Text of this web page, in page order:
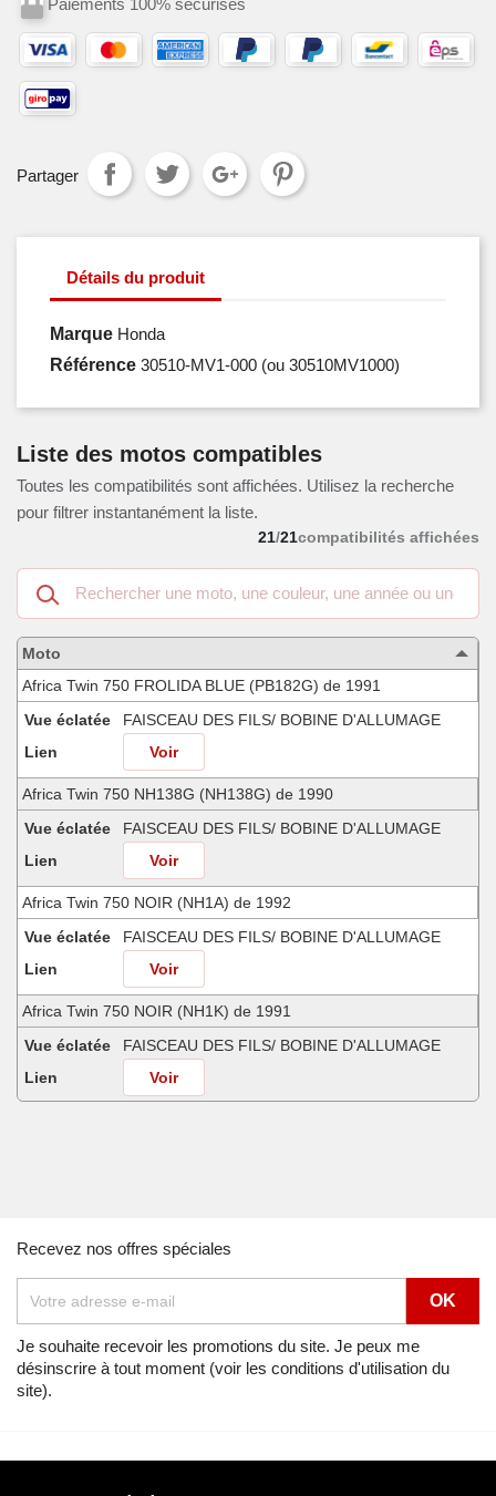
Paiements 100% sécurisés
Partager
Détails du produit
Marque Honda
Référence 30510-MV1-000 (ou 30510MV1000)
Liste des motos compatibles
Toutes les compatibilités sont affichées. Utilisez la recherche
pour filtrer instantanément la liste.
21/21compatibilités affichées
Recherche
dans
les
motos
compatibles
Moto
Africa Twin 750 FROLIDA BLUE (PB182G) de 1991
Vue éclatée
FAISCEAU DES FILS/ BOBINE D'ALLUMAGE
Lien
Voir
Africa Twin 750 NH138G (NH138G) de 1990
Vue éclatée
FAISCEAU DES FILS/ BOBINE D'ALLUMAGE
Lien
Voir
Africa Twin 750 NOIR (NH1A) de 1992
Vue éclatée
FAISCEAU DES FILS/ BOBINE D'ALLUMAGE
Lien
Voir
Africa Twin 750 NOIR (NH1K) de 1991
Vue éclatée
FAISCEAU DES FILS/ BOBINE D'ALLUMAGE
Lien
Voir
FAISCEAU DES FILS/ BOBINE D'ALLUMAGE
Lien
Voir
Africa Twin 750 SHASTA WHITE (NH138H) de 1992
Vue éclatée
FAISCEAU DES FILS/ BOBINE D'ALLUMAGE
Lien
Recevez nos offres spéciales
Je souhaite recevoir les promotions du site. Je peux me
désinscrire à tout moment (voir les conditions d'utilisation du
site).